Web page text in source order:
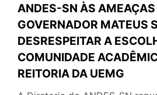
ANDES-SN ÀS AMEAÇAS
GOVERNADOR MATEUS
DESRESPEITAR A
COMUNIDADE
REITORIA DA UEMG